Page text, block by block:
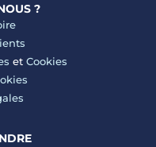
?
et Cookies